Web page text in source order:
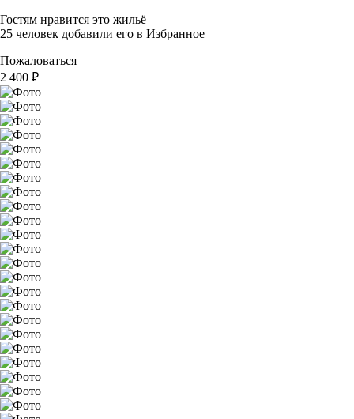
Гостям нравится это жильё
25 человек добавили его в Избранное
Пожаловаться
2 400 ₽